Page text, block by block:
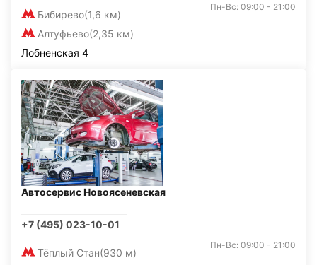
Бибирево(1,6 км)
Алтуфьево(2,35 км)
Пн-Вс: 09:00 - 21:00
Лобненская 4
Автосервис Новоясеневская
+7 (495) 023-10-01
Тёплый Стан(930 м)
Пн-Вс: 09:00 - 21:00